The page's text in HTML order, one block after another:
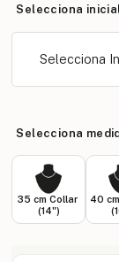
Selecciona inicial
Selecciona
Selecciona
35 cm Collar
(14")
40